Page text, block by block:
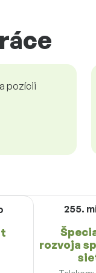
pozícii
255.
rozvoja